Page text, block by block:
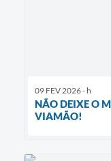
09 FEV 2026 - h
NÃO DEIXE O
VIAMÃO!